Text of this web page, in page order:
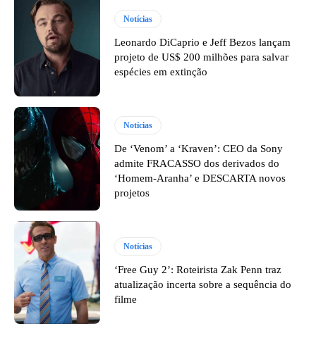
Notícias
Leonardo DiCaprio e Jeff Bezos lançam
projeto de US$ 200 milhões para salvar
espécies em extinção
Notícias
De ‘Venom’ a ‘Kraven’: CEO da Sony
admite FRACASSO dos derivados do
‘Homem-Aranha’ e DESCARTA novos
projetos
Notícias
‘Free Guy 2’: Roteirista Zak Penn traz
atualização incerta sobre a sequência do
filme